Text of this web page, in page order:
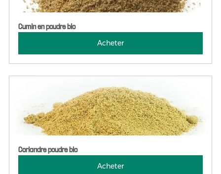
Cumin en poudre bio
Acheter
Coriandre poudre bio
Acheter